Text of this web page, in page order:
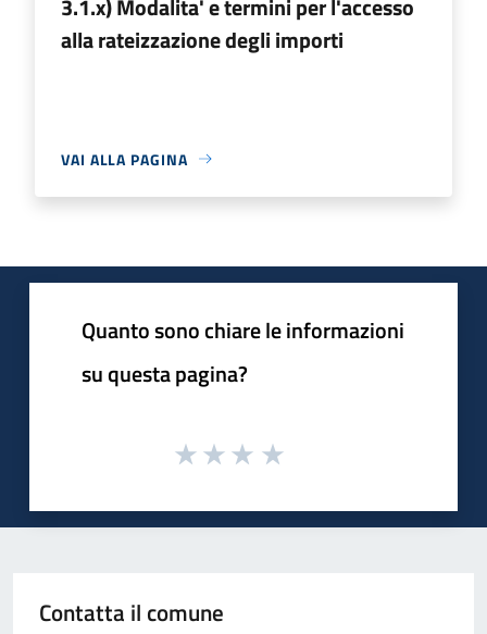
alla rateizzazione degli importi
VAI ALLA PAGINA
Quanto sono chiare le informazioni
su questa pagina?
Contatta il comune